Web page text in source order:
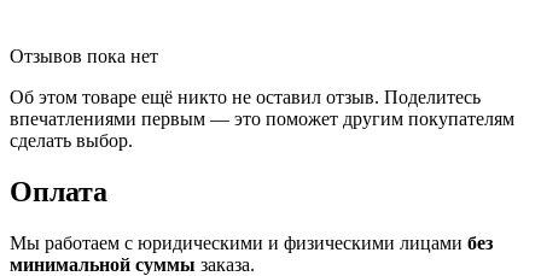
Отзывов пока нет
Об этом товаре ещё никто не оставил отзыв. Поделитесь
впечатлениями первым — это поможет другим покупателям
сделать выбор.
Оплата
Мы работаем с юридическими и физическими лицами без
минимальной суммы заказа.